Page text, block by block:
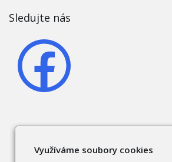
Sledujte nás
Využíváme soubory cookies